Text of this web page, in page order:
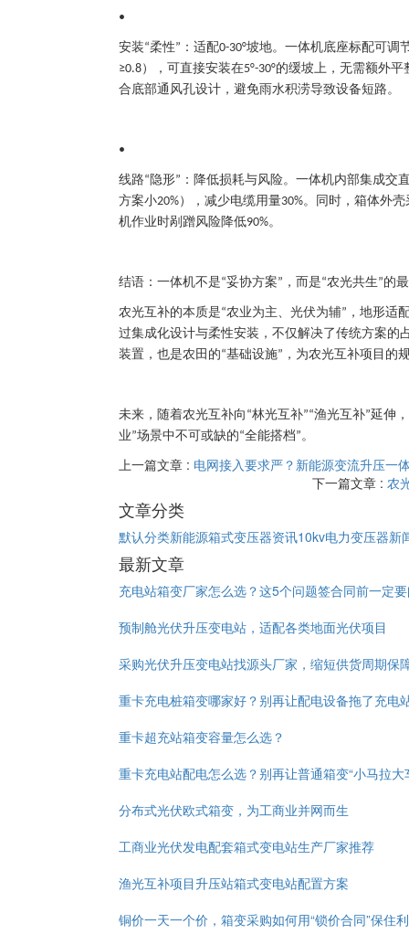
•
安装“柔性” ：适配0-30°坡地。一体机底座标配可调
≥0.8），可直接安装在5°-30°的缓坡上，无需额外
合底部通风孔设计，避免雨水积涝导致设备短路。
•
线路“ 隐形” ：降低损耗与风险。一体机内部集成交
方案小20%），减少电缆用量30%。同时，箱体外
机作业时剐蹭风险降低90%。
结语：一体机不是“妥协方案” ，而是“农光共生”的
农光互补的本质是“农业为主、光伏为辅” ，地形适
过集成化设计与柔性安装，不仅解决了传统方案的
装置，也是农田的“基础设施” ，为农光互补项目的
未来，随着农光互补向 “林光互补”“渔光互补”延伸
业”场景中不可或缺的“全能搭档”。
上一篇文章 : 电网接入要求严？新能源变流升压一
下一篇文章 : 农
文章分类
默认分类新能源箱式变压器资讯10kv电力变压器新
最新文章
充电站箱变厂家怎么选？这5个问题签合同前一定
预制舱光伏升压变电站，适配各类地面光伏项目
采购光伏升压变电站找源头厂家，缩短供货周期保
重卡充电桩箱变哪家好？别再让配电设备拖了充电
重卡超充站箱变容量怎么选？
重卡充电站配电怎么选？别再让普通箱变“小马拉大
分布式光伏欧式箱变，为工商业并网而生
工商业光伏发电配套箱式变电站生产厂家推荐
渔光互补项目升压站箱式变电站配置方案
铜价一天一个价，箱变采购如何用“锁价合同”保住